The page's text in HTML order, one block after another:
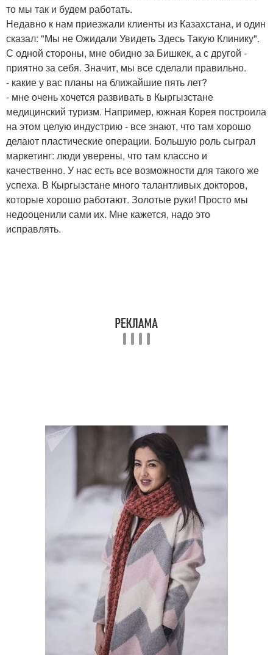
то мы так и будем работать.
Недавно к нам приезжали клиенты из Казахстана, и один
сказал: "Мы не Ожидали Увидеть Здесь Такую Клинику".
С одной стороны, мне обидно за Бишкек, а с другой -
приятно за себя. Значит, мы все сделали правильно.
- какие у вас планы на ближайшие пять лет?
- мне очень хочется развивать в Кыргызстане
медицинский туризм. Например, южная Корея построила
на этом целую индустрию - все знают, что там хорошо
делают пластические операции. Большую роль сыграл
маркетинг: люди уверены, что там классно и
качественно. У нас есть все возможности для такого же
успеха. В Кыргызстане много талантливых докторов,
которые хорошо работают. Золотые руки! Просто мы
недооценили сами их. Мне кажется, надо это
исправлять.